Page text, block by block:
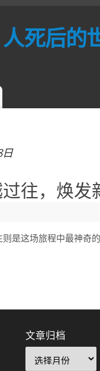
死后的
往，焕发
是这场旅程中最神奇
文章归档